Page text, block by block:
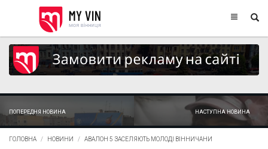
ПОПЕРЕДНЯ НОВИНА НАСТУПНА НОВИНА
ГОЛОВНА НОВИНИ АВАЛОН 5 ЗАСЕЛЯЮТЬ МОЛОДІ ВІННИЧАНИ